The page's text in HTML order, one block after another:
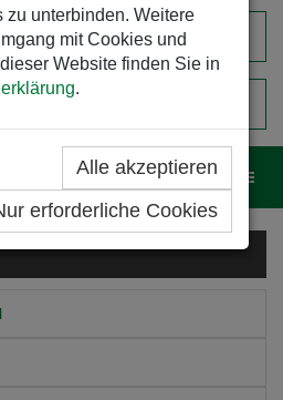
unterbinden. Weitere
mit Cookies und
Website finden Sie in
.
Alle akzeptieren
erforderliche Cookies
EINKAUFSWAGEN